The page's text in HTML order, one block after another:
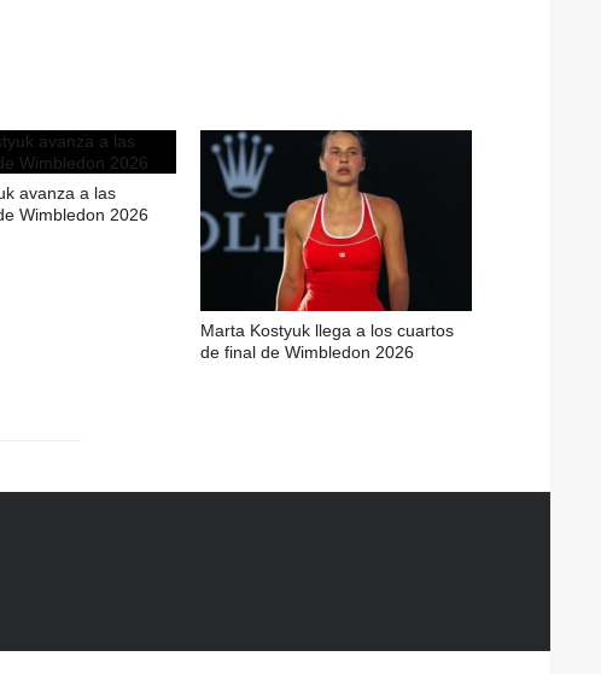
avanza a las
Wimbledon 2026
Marta Kostyuk llega a los cuartos
de final de Wimbledon 2026